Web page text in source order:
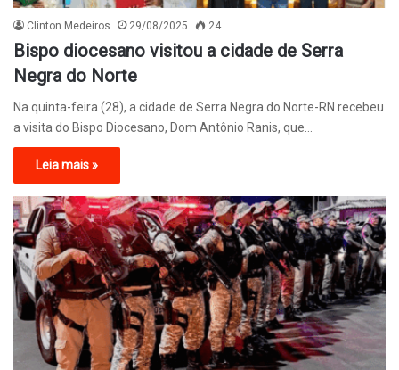
Clinton Medeiros 29/08/2025 24
Bispo diocesano visitou a cidade de Serra
Negra do Norte
Na quinta-feira (28), a cidade de Serra Negra do Norte-RN recebeu
a visita do Bispo Diocesano, Dom Antônio Ranis, que…
Leia mais »